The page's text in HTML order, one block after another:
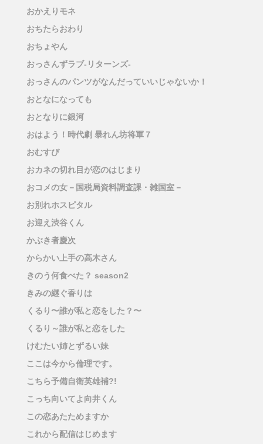
おかえりモネ
おちたらおわり
おちょやん
おっさんずラブ-リターンズ-
おっさんのパンツがなんだっていいじゃないか！
おとなになっても
おとなりに銀河
おはよう！時代劇 暴れん坊将軍７
おむすび
おカネの切れ目が恋のはじまり
おコメの女－国税局資料調査課・雑国室－
お別れホスピタル
お迎え渋谷くん
かぶき者慶次
からかい上手の高木さん
きのう何食べた？ season2
きみの継ぐ香りは
くるり〜誰が私と恋をした？〜
くるり～誰が私と恋をした
けむたい姉とずるい妹
ここは今から倫理です。
こちら予備自衛英雄補?!
こっち向いてよ向井くん
この恋あたためますか
これから配信はじめます